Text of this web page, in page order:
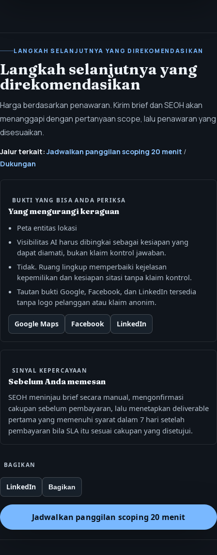
LANGKAH SELANJUTNYA YANG DIREKOMENDASIKAN
Langkah selanjutnya yang
direkomendasikan
Harga berdasarkan penawaran. Kirim brief dan SEOH akan
menanggapi dengan pertanyaan scope, lalu penawaran yang
disesuaikan.
Jalur terkait: Jadwalkan panggilan scoping 20 menit /
Dukungan
BUKTI YANG BISA ANDA PERIKSA
Yang mengurangi keraguan
Peta entitas lokasi
Visibilitas AI harus dibingkai sebagai kesiapan yang
dapat diamati, bukan klaim kontrol jawaban.
Tidak. Ruang lingkup memperbaiki kejelasan
kepemilikan dan kesiapan sitasi tanpa klaim kontrol.
Tautan bukti Google, Facebook, dan LinkedIn tersedia
tanpa logo pelanggan atau klaim anonim.
Google Maps Facebook LinkedIn
SINYAL KEPERCAYAAN
Sebelum Anda memesan
SEOH meninjau brief secara manual, mengonfirmasi
cakupan sebelum pembayaran, lalu menetapkan deliverable
pertama yang memenuhi syarat dalam 7 hari setelah
pembayaran bila SLA itu sesuai cakupan yang disetujui.
BAGIKAN
LinkedIn Bagikan
Jadwalkan panggilan scoping 20 menit